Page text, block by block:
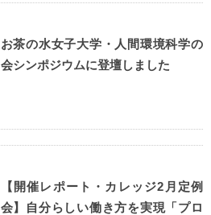
お茶の水女子大学・人間環境科学の
会シンポジウムに登壇しました
【開催レポート・カレッジ2月定例
会】自分らしい働き方を実現「プロ